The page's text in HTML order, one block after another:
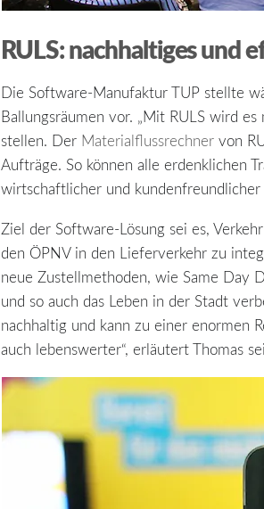
RULS: nachhaltiges und
Die Software-Manufaktur TUP stellte
Ballungsräumen vor. „Mit RULS wird
stellen. Der Materialflussrechnervon
Aufträge. So können alle erdenklichen
wirtschaftlicher und
Ziel der Software-Lösung sei es,
den ÖPNV in den Lieferverkehr zu
neue Zustellmethoden, wie Same Day
und so auch das Leben in der Stadt
nachhaltig und kann zu einer enormen
auch lebenswerter“, erläutert Thomas